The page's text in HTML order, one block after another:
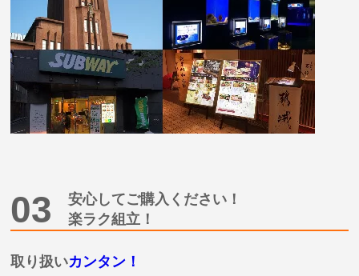
03
安心してご購入ください！
楽ラク組立！
取り扱いカンタン！